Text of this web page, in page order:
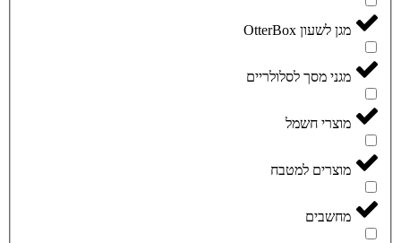
מגן לשעון OtterBox
מגני מסך לסלולריים
מוצרי חשמל
מוצרים למטבח
מחשבים